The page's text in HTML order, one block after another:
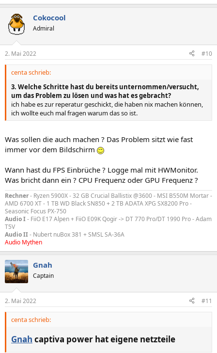
Cokocool
Admiral
2. Mai 2022 #10
centa schrieb:
3. Welche Schritte hast du bereits unternommen/versucht,
um das Problem zu lösen und was hat es gebracht?
ich habe es zur reperatur geschickt, die haben nix machen können,
ich wollte euch mal fragen warum das so ist.
Was sollen die auch machen ? Das Problem sitzt wie fast
immer vor dem Bildschirm
Wann hast du FPS Einbrüche ? Logge mal mit HWMonitor.
Was bricht dann ein ? CPU Frequenz oder GPU Frequenz ?
Rechner- Ryzen 5900X - 32 GB Crucial Ballistix @3600 - MSI B550M Mortar -
AMD 6700 XT - 1 TB WD Black SN850 + 2 TB ADATA XPG SX8200 Pro -
Seasonic Focus PX-750
Audio I- FiiO E17 Alpen + FiiO E09K Qogir -> DT 770 Pro/DT 1990 Pro - Adam
T5V
Audio II- Nubert nuBox 381 + SMSL SA-36A
Audio Mythen
Gnah
Captain
2. Mai 2022 #11
centa schrieb:
Gnah captiva power hat eigene netzteile​